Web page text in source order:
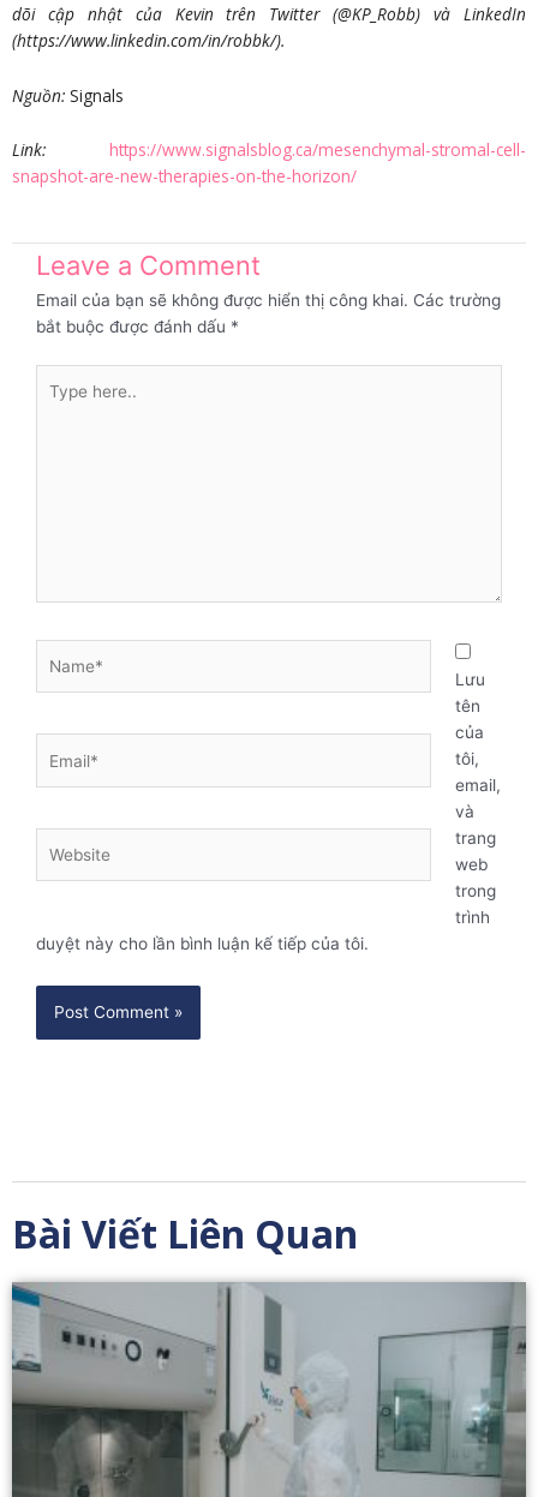
dõi cập nhật của Kevin trên Twitter (@KP_Robb) và LinkedIn
(https://www.linkedin.com/in/robbk/).
Nguồn: Signals
Link:
https://www.signalsblog.ca/mesenchymal-stromal-cell-
snapshot-are-new-therapies-on-the-horizon/
Leave a Comment
Email của bạn sẽ không được hiển thị công khai. Các trường
bắt buộc được đánh dấu *
here..
Lưu
tên
của
tôi,
email,
và
trang
web
trong
trình
duyệt này cho lần bình luận kế tiếp của tôi.
Bài Viết Liên Quan